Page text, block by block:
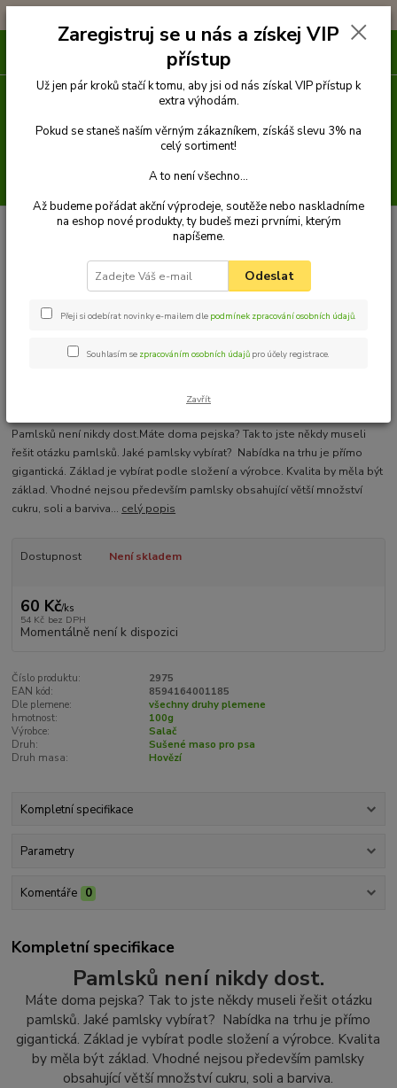
Pamlsky Pamlsky ze sušeného masa
Proužek hovězí sušený
Proužek hovězí sušený 100g
Pamlsků není nikdy dost.Máte doma pejska? Tak to jste někdy museli
řešit otázku pamlsků. Jaké pamlsky vybírat? Nabídka na trhu je přímo
gigantická. Základ je vybírat podle složení a výrobce. Kvalita by měla být
základ. Vhodné nejsou především pamlsky obsahující větší množství
cukru, soli a barviva... celý popis
Dostupnost Není skladem
60 Kč/ks
54 Kč bez DPH
Momentálně není k dispozici
Číslo produktu:
2975
EAN kód:
8594164001185
Dle plemene:
všechny druhy plemene
hmotnost:
100g
Výrobce:
Salač
Druh:
Sušené maso pro psa
Druh masa:
Hovězí
Kompletní specifikace
Parametry
Komentáře 0
Kompletní specifikace
Pamlsků není nikdy dost.
Máte doma pejska? Tak to jste někdy museli řešit otázku
pamlsků. Jaké pamlsky vybírat? Nabídka na trhu je přímo
gigantická. Základ je vybírat podle složení a výrobce. Kvalita
by měla být základ.Vhodné nejsou především pamlsky
obsahující větší množství cukru, soli a barviva.
Zaregistruj se u nás a získej VIP
přístup
Už jen pár kroků stačí k tomu, aby jsi od nás získal VIP přístup k
extra výhodám.
Pokud se staneš naším věrným zákazníkem, získáš slevu 3% na
celý sortiment!
A to není všechno...
Až budeme pořádat akční výprodeje, soutěže nebo naskladníme
na eshop nové produkty, ty budeš mezi prvními, kterým
napíšeme.
Odeslat
Přeji si odebírat novinky e-mailem dle podmínek zpracování osobních údajů.
Souhlasím se zpracováním osobních údajů pro účely registrace.
Zavřít